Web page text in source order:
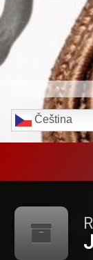
Čeština‎